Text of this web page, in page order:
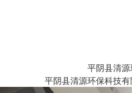
平阴县清
平阴县清源环保科技